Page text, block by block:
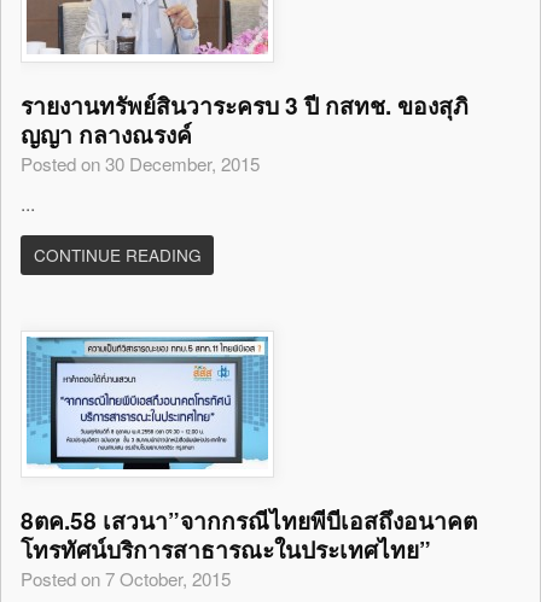
รายงานทรัพย์สินวาระครบ 3 ปี กสทช. ของสุภิ
ญญา กลางณรงค์
Posted on 30 December, 2015
...
CONTINUE READING
8ตค.58 เสวนา”จากกรณีไทยพีบีเอสถึงอนาคต
โทรทัศน์บริการสาธารณะในประเทศไทย”
Posted on 7 October, 2015